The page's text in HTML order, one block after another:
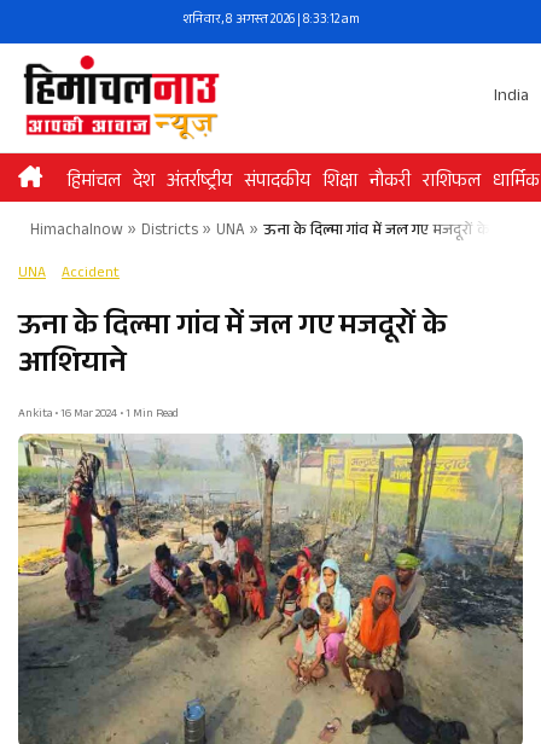
to
content
शनिवार, 8 अगस्त 2026 | 8:33:13 am
India
हिमांचल देश अंतर्राष्ट्रीय संपादकीय शिक्षा नौकरी राशिफल धार्मिक
Himachalnow» Districts» UNA » ऊना के दिल्मा गांव में जल गए मजदूरों के
UNA Accident
ऊना के दिल्मा गांव में जल गए मजदूरों के
आशियाने
Ankita • 16 Mar 2024 • 1 Min Read